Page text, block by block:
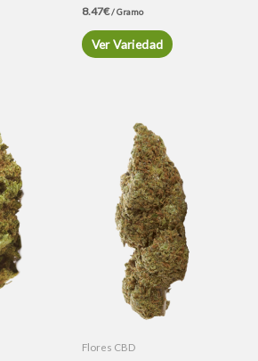
8.47€/ Gramo
Ver Variedad
Flores CBD